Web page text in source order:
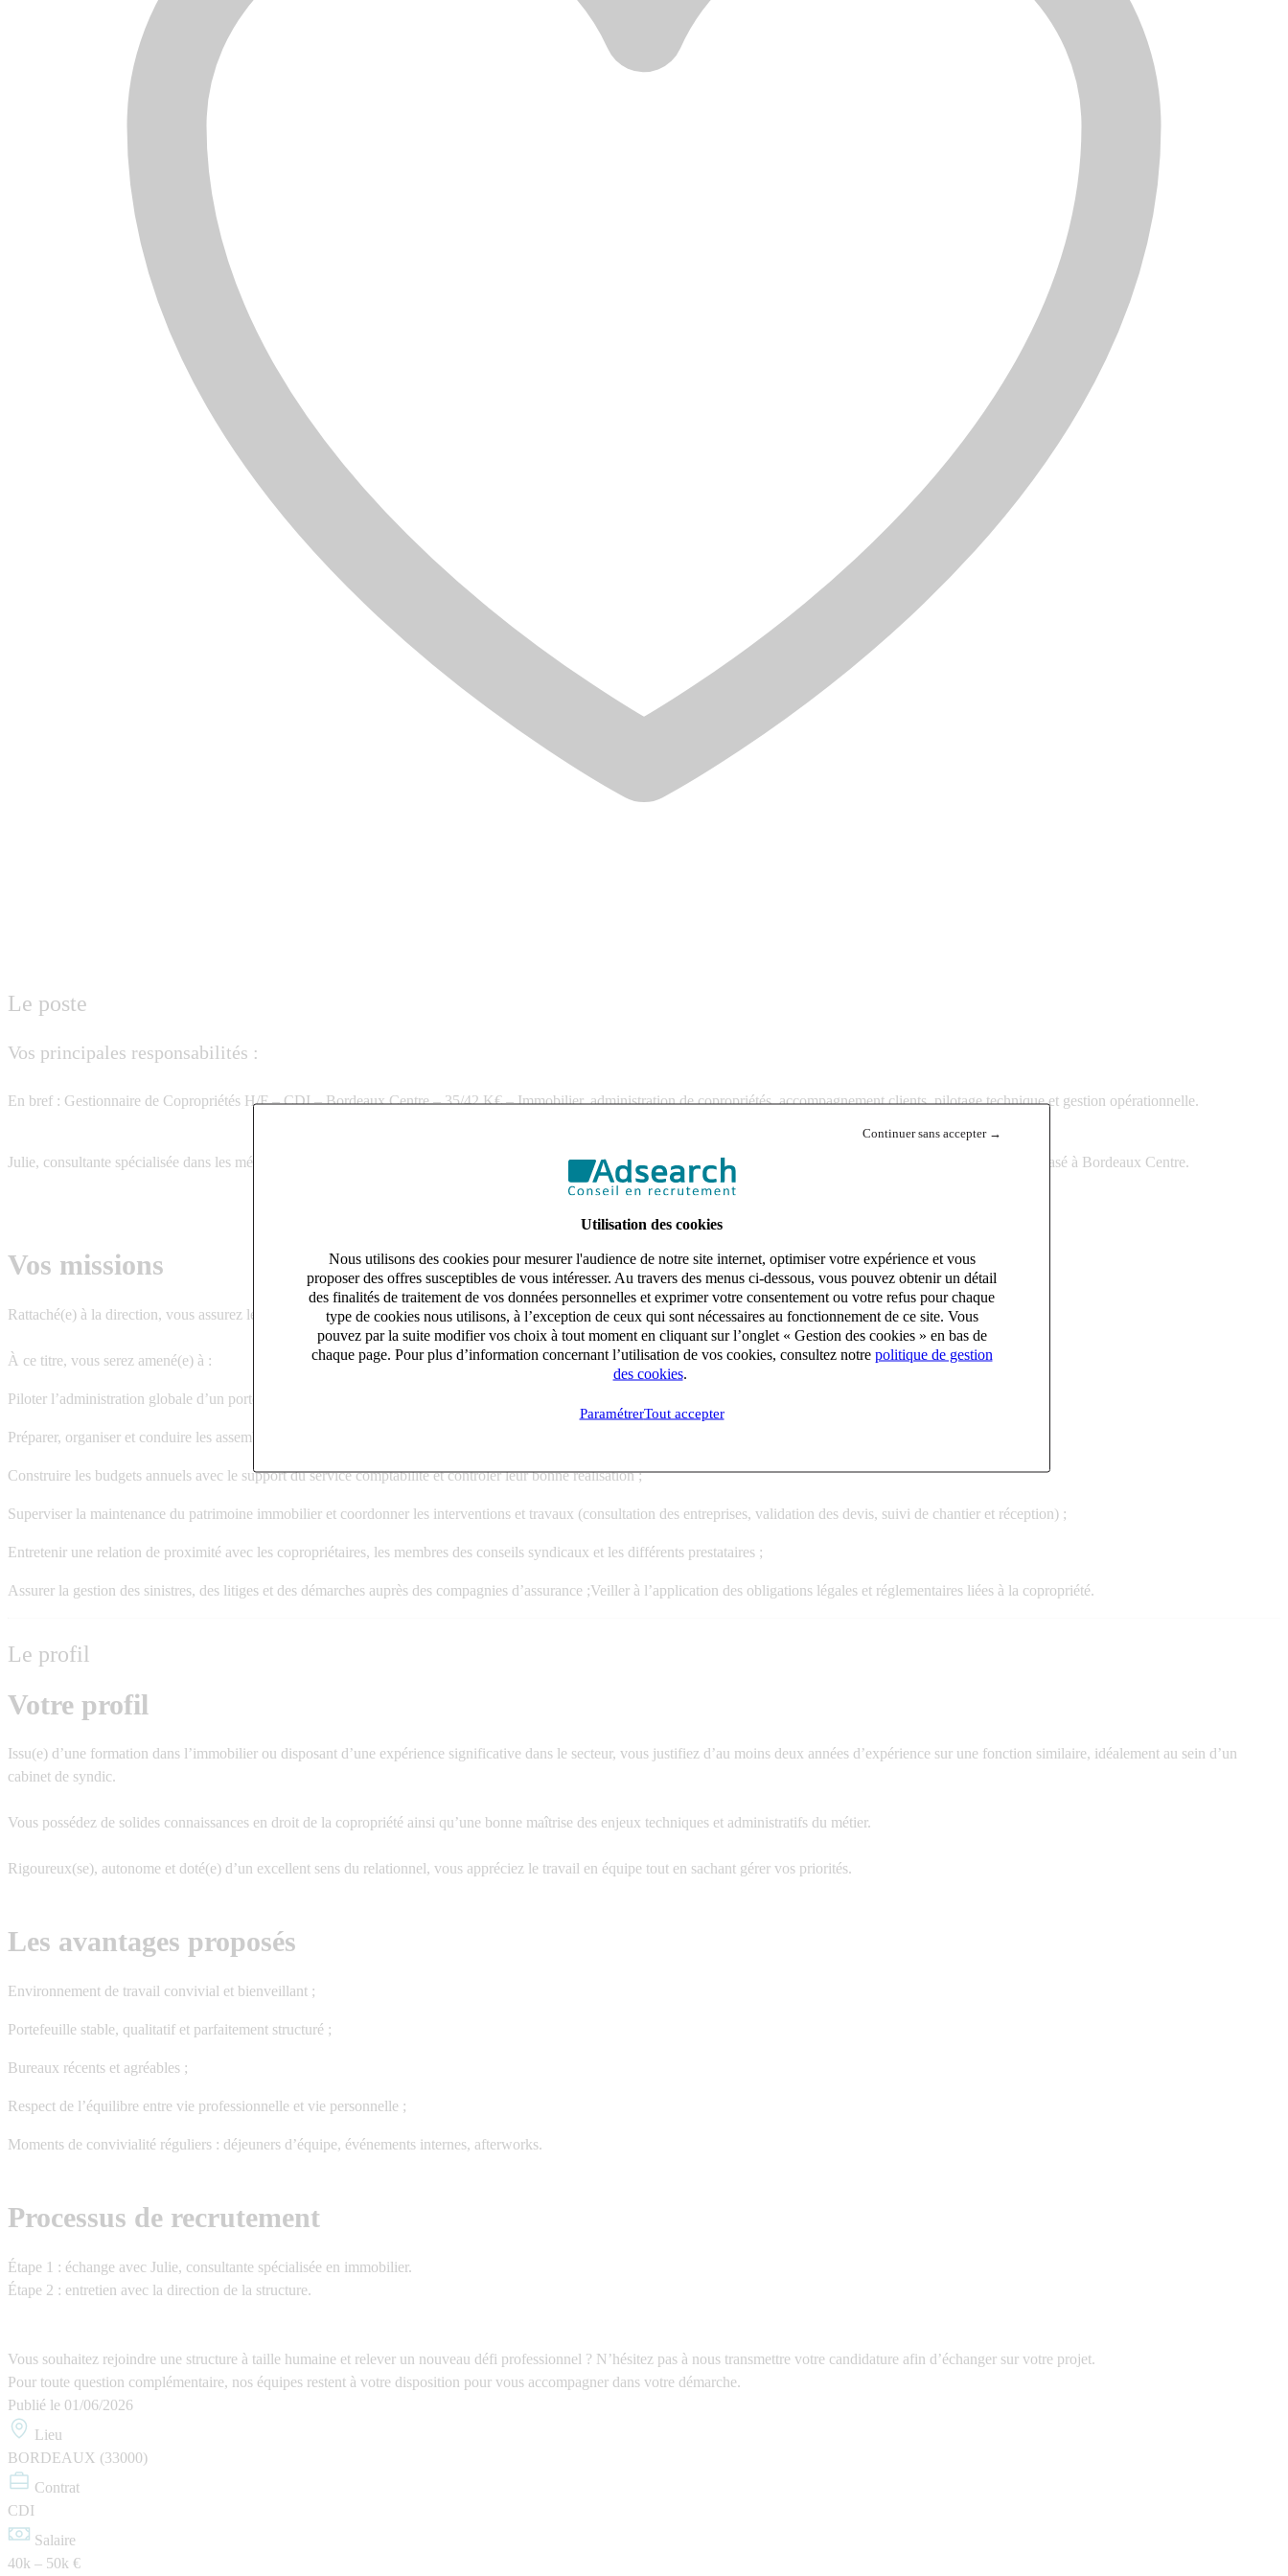
Continuer sans accepter →
Utilisation des cookies
Nous utilisons des cookies pour mesurer l'audience de notre site internet, optimiser votre expérience et vous
proposer des offres susceptibles de vous intéresser. Au travers des menus ci-dessous, vous pouvez obtenir un détail
des finalités de traitement de vos données personnelles et exprimer votre consentement ou votre refus pour chaque
type de cookies nous utilisons, à l’exception de ceux qui sont nécessaires au fonctionnement de ce site. Vous
pouvez par la suite modifier vos choix à tout moment en cliquant sur l’onglet « Gestion des cookies » en bas de
chaque page. Pour plus d’information concernant l’utilisation de vos cookies, consultez notre politique de gestion
des cookies.
ParamétrerTout accepter
Le poste
Vos principales responsabilités :
En bref : Gestionnaire de Copropriétés H/F – CDI – Bordeaux Centre – 35/42 K€ – Immobilier, administration de copropriétés, accompagnement clients, pilotage technique et gestion opérationnelle.
Julie, consultante spécialisée dans les métiers de l’immobilier, accompagne aujourd’hui l’un de ses partenaires dans le recrutement d’un basé à Bordeaux Centre.
Vos missions
Rattaché(e) à la direction, vous assurez le suivi et la coordination d’un portefeuille d’immeubles en copropriété.
À ce titre, vous serez amené(e) à :
Piloter l’administration globale d’un portefeuille de copropriétés sur les volets administratif, juridique, financier et technique ;
Préparer, organiser et conduire les assemblées générales ainsi que rédiger les comptes-rendus et procès-verbaux ;
Construire les budgets annuels avec le support du service comptabilité et contrôler leur bonne réalisation ;
Superviser la maintenance du patrimoine immobilier et coordonner les interventions et travaux (consultation des entreprises, validation des devis, suivi de chantier et réception) ;
Entretenir une relation de proximité avec les copropriétaires, les membres des conseils syndicaux et les différents prestataires ;
Assurer la gestion des sinistres, des litiges et des démarches auprès des compagnies d’assurance ;Veiller à l’application des obligations légales et réglementaires liées à la copropriété.
Le profil
Votre profil
Issu(e) d’une formation dans l’immobilier ou disposant d’une expérience significative dans le secteur, vous justifiez d’au moins deux années d’expérience sur une fonction similaire, idéalement au sein d’un
cabinet de syndic.
Vous possédez de solides connaissances en droit de la copropriété ainsi qu’une bonne maîtrise des enjeux techniques et administratifs du métier.
Rigoureux(se), autonome et doté(e) d’un excellent sens du relationnel, vous appréciez le travail en équipe tout en sachant gérer vos priorités.
Les avantages proposés
Environnement de travail convivial et bienveillant ;
Portefeuille stable, qualitatif et parfaitement structuré ;
Bureaux récents et agréables ;
Respect de l’équilibre entre vie professionnelle et vie personnelle ;
Moments de convivialité réguliers : déjeuners d’équipe, événements internes, afterworks.
Processus de recrutement
Étape 1 : échange avec Julie, consultante spécialisée en immobilier.
Étape 2 : entretien avec la direction de la structure.
Vous souhaitez rejoindre une structure à taille humaine et relever un nouveau défi professionnel ? N’hésitez pas à nous transmettre votre candidature afin d’échanger sur votre projet.
Pour toute question complémentaire, nos équipes restent à votre disposition pour vous accompagner dans votre démarche.
Publié le 01/06/2026
Lieu
BORDEAUX (33000)
Contrat
CDI
Salaire
40k – 50k €